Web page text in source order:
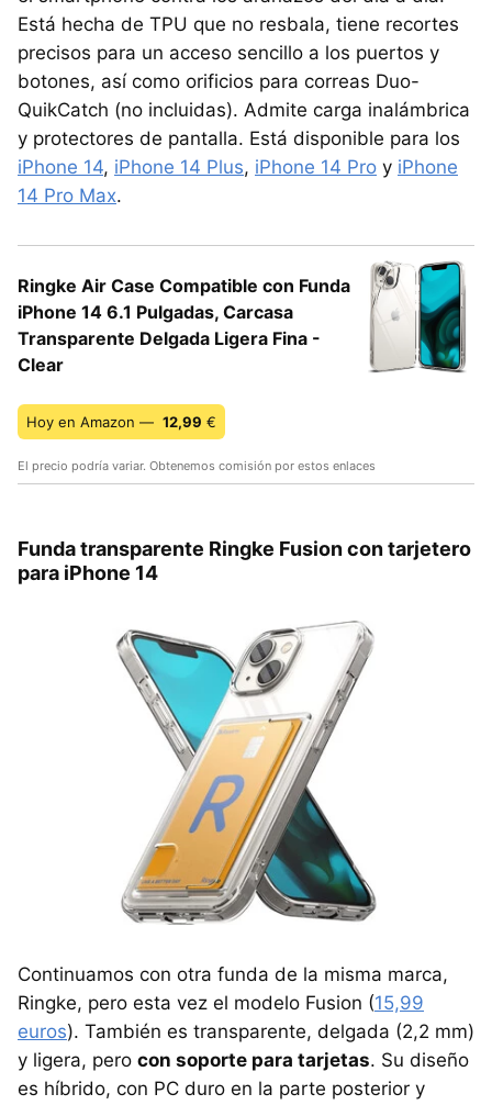
Está hecha de TPU que no resbala, tiene recortes
precisos para un acceso sencillo a los puertos y
botones, así como orificios para correas Duo-
QuikCatch (no incluidas). Admite carga inalámbrica
y protectores de pantalla. Está disponible para los
iPhone 14, iPhone 14 Plus, iPhone 14 Pro y iPhone
14 Pro Max.
Ringke Air Case Compatible con Funda
iPhone 14 6.1 Pulgadas, Carcasa
Transparente Delgada Ligera Fina -
Clear
Hoy en Amazon — 12,99 €
El precio podría variar. Obtenemos comisión por estos enlaces
Funda transparente Ringke Fusion con tarjetero
para iPhone 14
Continuamos con otra funda de la misma marca,
Ringke, pero esta vez el modelo Fusion (15,99
euros). También es transparente, delgada (2,2 mm)
y ligera, pero con soporte para tarjetas. Su diseño
es híbrido, con PC duro en la parte posterior y